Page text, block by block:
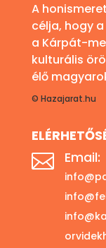
A
célja, hogy
a Kárpát-
kulturális
élő
© Hazajarat.hu
 Email: